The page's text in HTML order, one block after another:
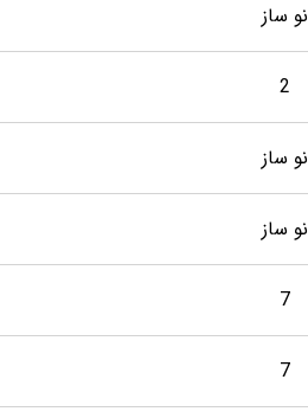
نو ساز
2
نو ساز
نو ساز
7
7